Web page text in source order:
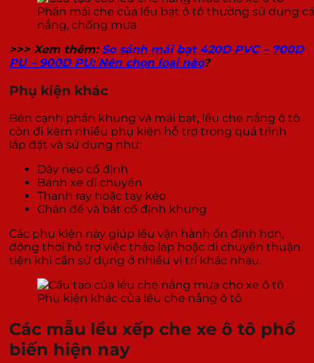
Phần mái che của lều bạt ô tô thường sử dụng
nắng, chống mưa
>>> Xem thêm: So sánh mái bạt 420D PVC – 700D
PU – 900D PU: Nên chọn loại nào?
Phụ kiện khác
Bên cạnh phần khung và mái bạt, lều che nắng ô tô
còn đi kèm nhiều phụ kiện hỗ trợ trong quá trình
lắp đặt và sử dụng như:
Dây neo cố định
Bánh xe di chuyển
Thanh ray hoặc tay kéo
Chân đế và bát cố định khung
Các phụ kiện này giúp lều vận hành ổn định hơn,
đồng thời hỗ trợ việc tháo lắp hoặc di chuyển thuận
tiện khi cần sử dụng ở nhiều vị trí khác nhau.
Phụ kiện khác của lều che nắng ô tô
Các mẫu lều xếp che xe ô tô phổ
biến hiện nay